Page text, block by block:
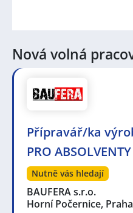
Nová volná
Přípravář/ka
PRO ABSOLVENTY
Nutně vás hledají
BAUFERA s.r.o.
Horní Počernice, Praha